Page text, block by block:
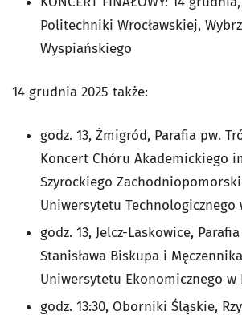
Politechniki Wrocławskiej,
Wyspiańskiego
14 grudnia 2025 także:
godz. 13, Żmigród, Parafia pw.
Koncert Chóru Akademickiego
Szyrockiego
Uniwersytetu Technologicznego
godz. 13, Jelcz-Laskowice,
Stanisława Biskupa i
Uniwersytetu Ekonomicznego w
godz. 13:30, Oborniki Śląskie,